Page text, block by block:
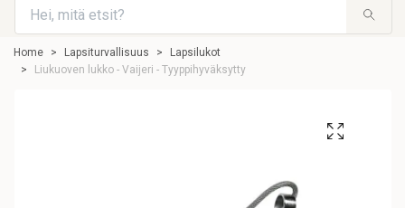
Home Lapsiturvallisuus
Lapsilukot
Liukuoven lukko - Vaijeri - Tyyppihyväksytty